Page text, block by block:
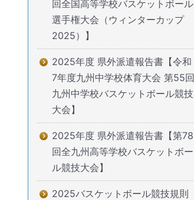
回全国高等学校バスケットボール
選手権大会（ウィンターカップ
2025）】
2025年度 県外派遣報告書【令和
7年度九州中学校体育大会 第55回
九州中学校バスケットボール競技
大会】
2025年度 県外派遣報告書【第78
回全九州高等学校バスケットボー
ル競技大会】
2025バスケットボール競技規則